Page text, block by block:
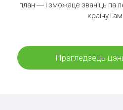
план — і зможаце званіць па
краіну
Прагледзець